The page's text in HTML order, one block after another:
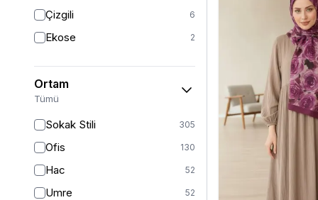
Peluş 2
Jarse
Kadife
Süet
Sandy
Çizgili 6
Ekose 2
Ortam
Tümü
Sokak Stili 305
Ofis 130
Hac 52
Umre 52